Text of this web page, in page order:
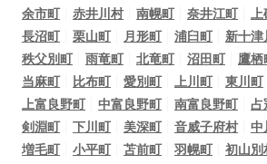
余市町
赤井川村 南幌町 奈井江町 上
長沼町
栗山町 月形町 浦臼町 新十津
秩父別町
雨竜町 北竜町 沼田町 鷹栖
当麻町
比布町 愛別町 上川町 東川町
上富良野町
中富良野町 南富良野町 占
剣淵町
下川町 美深町 音威子府村 中
増毛町
小平町 苫前町 羽幌町 初山別